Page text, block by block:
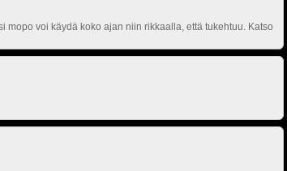
voi käydä koko ajan niin rikkaalla, että tukehtuu. Katso